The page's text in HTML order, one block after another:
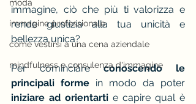
moda
immagine professionale
come vestirsi a una cena aziendale
mindfulness e consulenza d'immagine
immagine, ciò che più ti valorizza e
rende giustizia alla tua unicità e
bellezza unica?
Per cominciare conoscendo le
principali forme
iniziare ad orientarti e capire qual è